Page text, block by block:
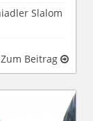
Slalom
Zum Beitrag